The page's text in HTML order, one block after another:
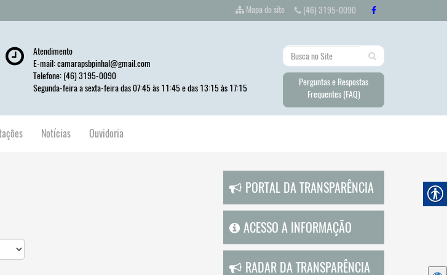
Mapa do site (46) 3195-0090
Atendimento
E-mail:camarapsbpinhal@gmail.com
Telefone: (46) 3195-0090
Segunda-feira a sexta-feira das 07:45 às 11:45 e das 13:15 às 17:15
Perguntas e Respostas
Frequentes (FAQ)
Notícias Ouvidoria
PORTAL DA TRANSPARÊNCIA
ACESSO A INFORMAÇÃO
RADAR DA TRANSPARÊNCIA